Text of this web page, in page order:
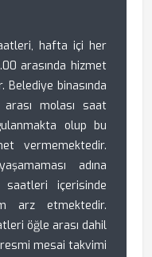
hafta içi her
arasında hizmet
Belediye binasında
molası saat
olup bu
vermemektedir.
adına
içerisinde
arz etmektedir.
öğle arası dahil
mesai takvimi